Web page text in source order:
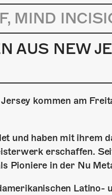
MIND
AUS NEW
kommen am
und haben mit ihrem
erschaffen.
Pioniere in der Nu
Latino-